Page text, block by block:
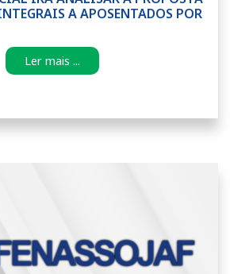
A APOSENTADOS POR
Ler mais ...